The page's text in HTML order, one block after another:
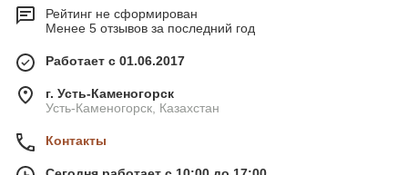
Рейтинг не сформирован
Менее 5 отзывов за последний год
Работает с 01.06.2017
г. Усть-Каменогорск
Усть-Каменогорск, Казахстан
Контакты